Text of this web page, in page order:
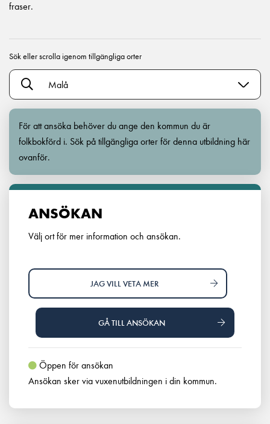
fraser.
Sök eller scrolla igenom tillgängliga orter
Malå
För att ansöka behöver du ange den kommun du är
folkbokförd i. Sök på tillgängliga orter för denna utbildning här
ovanför.
ANSÖKAN
Välj ort för mer information och ansökan.
JAG VILL VETA MER
GÅ TILL ANSÖKAN
Öppen för ansökan
Ansökan sker via vuxenutbildningen i din kommun.